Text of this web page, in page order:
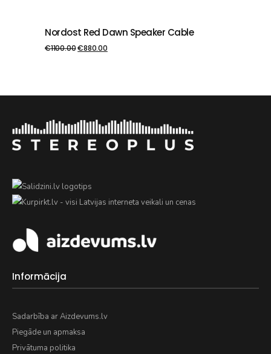
PIEVIENOT GROZAM
Nordost Red Dawn Speaker Cable
€1100.00€880.00
Informācija
Sadarbība ar Aizdevums.lv
Piegāde un apmaksa
Privātuma politika